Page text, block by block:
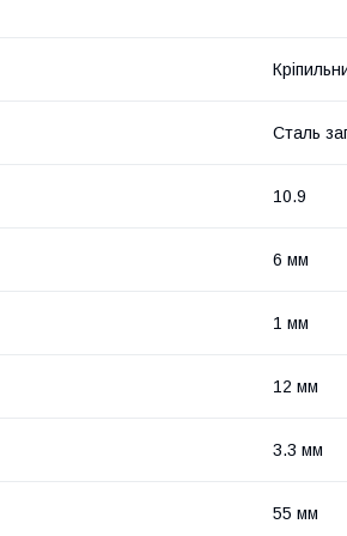
Сталь
10.9
6 мм
1 мм
12 мм
3.3 мм
55 мм